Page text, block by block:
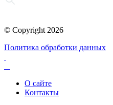
© Copyright 2026
Политика обработки данных
О сайте
Контакты